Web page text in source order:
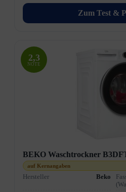
Zum Test &
2,3
NOTE
BEKO Waschtrockner
auf Kernangaben
Hersteller Beko